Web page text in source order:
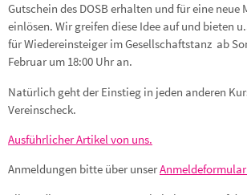
Gutschein des DOSB erhalten und für eine
einlösen. Wir greifen diese Idee auf und bieten
für Wiedereinsteiger im Gesellschaftstanz ab
Februar um 18:00 Uhr an.
Natürlich geht der Einstieg in jeden anderen
Vereinscheck.
Ausführlicher Artikel von uns.
Anmeldungen bitte über unser